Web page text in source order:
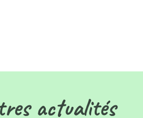
actualités